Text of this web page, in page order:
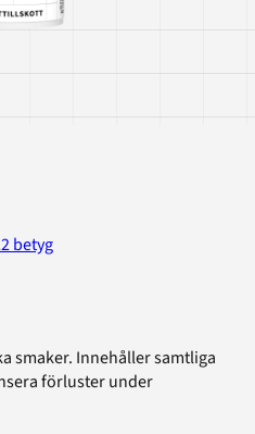
betyg
smaker. Innehåller samtliga
förluster under